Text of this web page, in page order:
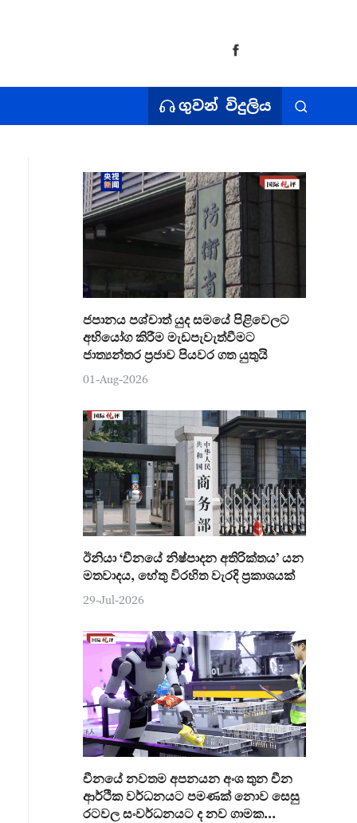
ගුවන් විදුලිය
ජපානය පශ්චාත් යුද සමයේ පිළිවෙලට
අභියෝග කිරීම මැඩපැවැත්වීමට
ජාත්‍යන්තර ප්‍රජාව පියවර ගත යුතුයි
01-Aug-2026
ඊනියා ‘චීනයේ නිෂ්පාදන අතිරික්තය’ යන
මතවාදය, හේතු විරහිත වැරදි ප්‍රකාශයක්
29-Jul-2026
චීනයේ නවතම අපනයන අංශ තුන චීන
ආර්ථික වර්ධනයට පමණක් නොව සෙසු
රටවල සංවර්ධනයට ද නව ගාමක